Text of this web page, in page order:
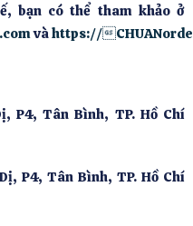
bạn có thể tham khảo ở
vàhttps://
P4, Tân Bình, TP. Hồ Chí
P4, Tân Bình, TP. Hồ Chí